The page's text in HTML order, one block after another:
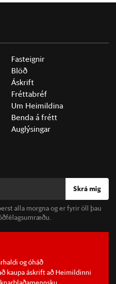
Fasteignir
Blöð
Áskrift
Fréttabréf
Um Heimildina
Benda á frétt
Auglýsingar
Skrá mig
alla morgna og er fyrir öll þau
og óháð
kaupa áskrift að Heimildinni